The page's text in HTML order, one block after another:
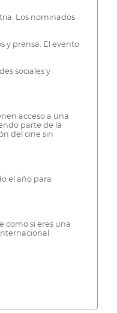
Los nominados
y prensa. El evento
sociales y
acceso a una
parte de la
del cine sin
el año para
como si eres una